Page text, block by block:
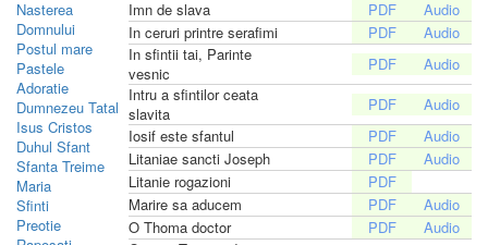
Nasterea
Domnului
Postul mare
Pastele
Adoratie
Dumnezeu Tatal
Isus Cristos
Duhul Sfant
Sfanta Treime
Maria
Sfinti
Preotie
Imn de slava
In ceruri printre serafimi
In sfintii tai, Parinte
vesnic
Intru a sfintilor ceata
slavita
Iosif este sfantul
Litaniae sancti Joseph
Litanie rogazioni
Marire sa aducem
O Thoma doctor